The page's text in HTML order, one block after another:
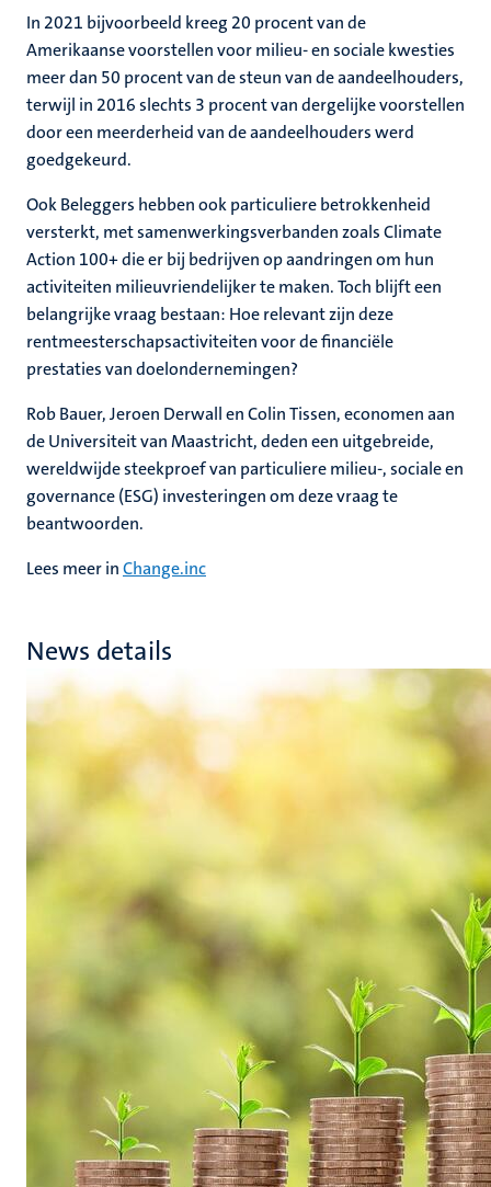
In 2021 bijvoorbeeld kreeg 20 procent van de
Amerikaanse voorstellen voor milieu- en sociale kwesties
meer dan 50 procent van de steun van de aandeelhouders,
terwijl in 2016 slechts 3 procent van dergelijke voorstellen
door een meerderheid van de aandeelhouders werd
goedgekeurd.
Ook Beleggers hebben ook particuliere betrokkenheid
versterkt, met samenwerkingsverbanden zoals Climate
Action 100+ die er bij bedrijven op aandringen om hun
activiteiten milieuvriendelijker te maken. Toch blijft een
belangrijke vraag bestaan: Hoe relevant zijn deze
rentmeesterschapsactiviteiten voor de financiële
prestaties van doelondernemingen?
Rob Bauer, Jeroen Derwall en Colin Tissen, economen aan
de Universiteit van Maastricht, deden een uitgebreide,
wereldwijde steekproef van particuliere milieu-, sociale en
governance (ESG) investeringen om deze vraag te
beantwoorden.
Lees meer inChange.inc
News details